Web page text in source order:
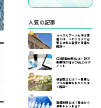
人気の記事
01
リベラルアーツを学ぶ意
義とは ～ビジネスで必
要とされる背景や意義を
解説～
02
CX(顧客体験)とは～DXで
重要性が増すCX向上のポ
イント
03
経営理念とは？～重要な
３つの要素をわかりやす
く解説～
等級制度とは？基本から
最新トレンドまで